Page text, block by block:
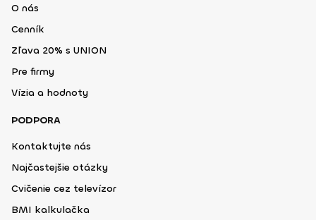
O nás
Cenník
Zľava 20% s UNION
Pre firmy
Vízia a hodnoty
PODPORA
Kontaktujte nás
Najčastejšie otázky
Cvičenie cez televízor
BMI kalkulačka